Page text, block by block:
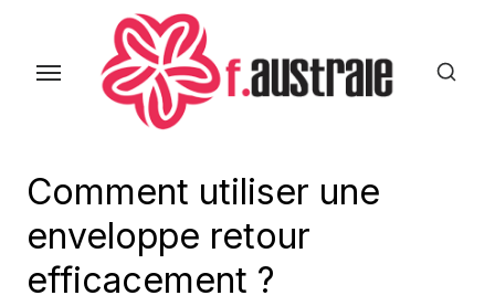
Comment utiliser une
enveloppe retour
efficacement ?